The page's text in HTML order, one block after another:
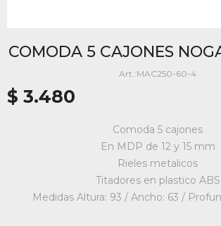
COMODA 5 CAJONES
MAC250-60-4
$ 3.480
Comoda 5 cajones
En MDP de 12 y 15 mm
Rieles metalicos
Titadores en plastico ABS
Medidas Altura: 93 / Ancho: 63 /